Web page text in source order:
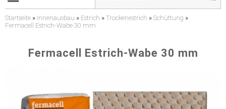
Startseite » Innenausbau » Estrich » Trockenestrich » Schüttung »
Fermacell Estrich-Wabe 30 mm
Fermacell Estrich-Wabe 30 mm